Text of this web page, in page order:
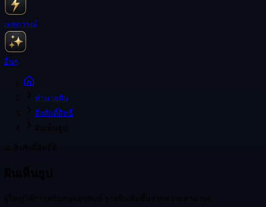
เหตุการณ์
อื่นๆ
ทำนายฝัน
สิ่งศักดิ์สิทธิ์